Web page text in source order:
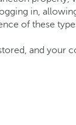
in,
of these
and your